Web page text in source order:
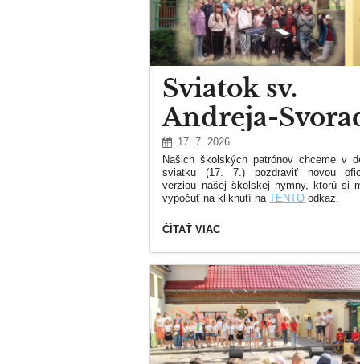
Sviatok sv.
Andreja-
a Benedikta
17. 7. 2026
Našich školských patrónov chceme v
sviatku (17. 7.) pozdraviť novou
verziou našej školskej hymny, ktorú si
vypočuť na kliknutí naTENTO odkaz.
Za hudobné aranžmá ďakujeme
PellMell59, za nahrávanie štúdiu
Interpretmi skladby sú žiaci našej
odovzdali svoj hlas, srdce i čas a
s nadšením a radosťou.
SVIATOK
ANDREJA-
SVORADA
A
BENEDIKTA:
ČÍTAŤ VIAC